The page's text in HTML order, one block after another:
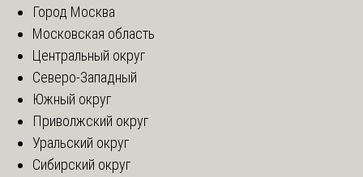
Город Москва
Московская область
Центральный округ
Северо-Западный
Южный округ
Приволжский округ
Уральский округ
Сибирский округ